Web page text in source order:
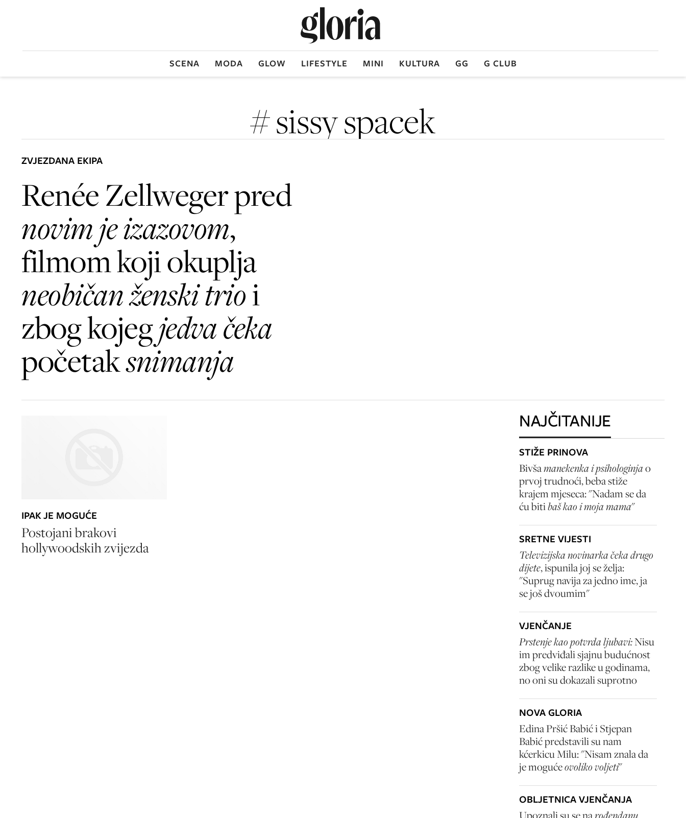
SCENA MODA GLOW LIFESTYLE MINI KULTURA GG G CLUB
# sissy spacek
ZVJEZDANA EKIPA
Renée Zellweger pred
novim je izazovom,
filmom koji okuplja
neobičan ženski trioi
zbog kojegjedva čeka
početaksnimanja
IPAK JE MOGUĆE
Postojani brakovi
hollywoodskih zvijezda
NAJČITANIJE
STIŽE PRINOVA
Bivšamanekenka i psihologinjao
prvoj trudnoći, beba stiže
krajem mjeseca: "Nadam se da
ću bitibaš kao i moja mama"
SRETNE VIJESTI
Televizijska novinarka čeka drugo
dijete, ispunila joj se želja:
"Suprug navija za jedno ime, ja
se još dvoumim"
VJENČANJE
Prstenje kao potvrda ljubavi:Nisu
im predviđali sjajnu budućnost
zbog velike razlike u godinama,
no oni su dokazali suprotno
NOVA GLORIA
Edina Pršić Babić i Stjepan
Babić predstavili su nam
kćerkicu Milu: "Nisam znala da
je mogućeovoliko voljeti"
OBLJETNICA VJENČANJA
Upoznali su se narođendanu